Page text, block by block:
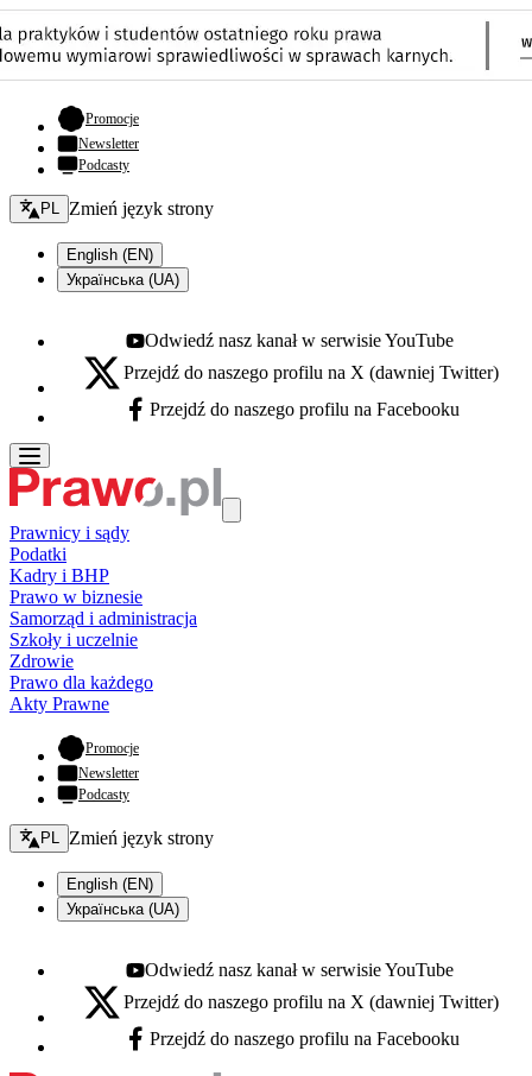
Promocje- otwiera się w nowej karcie
Newsletter
Podcasty
Zmień język - bieżący:
PL Zmień język strony
English (EN)
Українська (UA)
Youtube - otwiera się w nowej karcie
Odwiedź nasz kanał w serwisie YouTube
X - otwiera się w nowej karcie
Przejdź do naszego profilu na X (dawniej Twitter)
Facebook - otwiera się w nowej karcie
Przejdź do naszego profilu na Facebooku
Prawnicy i sądy
Podatki
Kadry i BHP
Prawo w biznesie
Samorząd i administracja
Szkoły i uczelnie
Zdrowie
Prawo dla każdego
Akty Prawne
Promocje- otwiera się w nowej karcie
Newsletter
Podcasty
Zmień język - bieżący:
PL Zmień język strony
English (EN)
Українська (UA)
Youtube - otwiera się w nowej karcie
Odwiedź nasz kanał w serwisie YouTube
X - otwiera się w nowej karcie
Przejdź do naszego profilu na X (dawniej Twitter)
Facebook - otwiera się w nowej karcie
Przejdź do naszego profilu na Facebooku